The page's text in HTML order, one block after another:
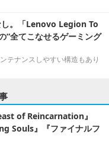
。「Lenovo Legion To
全てこなせるゲーミング
テナンスしやすい構造もあり
of Reincarnation』
Souls』『ファイナルフ